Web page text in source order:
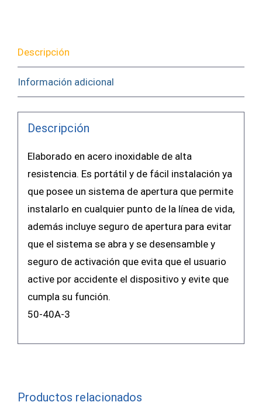
Descripción
Información adicional
Descripción
Elaborado en acero inoxidable de alta
resistencia. Es portátil y de fácil instalación ya
que posee un sistema de apertura que permite
instalarlo en cualquier punto de la línea de vida,
además incluye seguro de apertura para evitar
que el sistema se abra y se desensamble y
seguro de activación que evita que el usuario
active por accidente el dispositivo y evite que
cumpla su función.
50-40A-3
Productos relacionados